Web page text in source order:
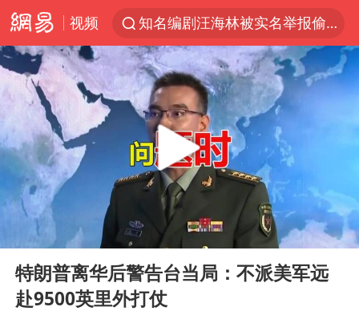
视频
知名编剧汪海林被实名举报偷税漏税
金饰克价一夜涨回1300元
解锁各地夏日限定体验
峰哥 汪海林
河南重大刑事案嫌疑人落网
黄金创今年来最大单周涨幅
视频丨中国东方电气集团原党组副书记、董事宋致远被查
Play
05:58
特朗普离华后警告台当局：不派美军远
赴9500英里外打仗